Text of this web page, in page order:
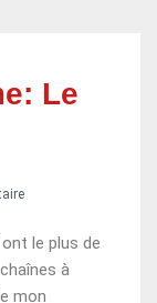
Le
le plus de
à
mon